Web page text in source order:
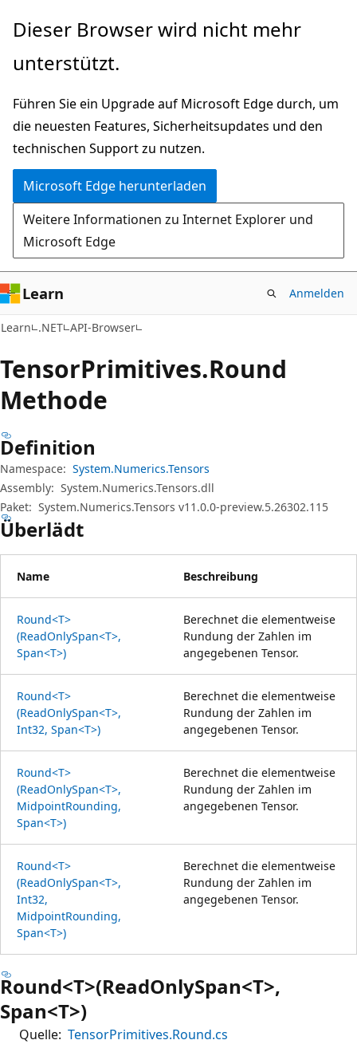
Zu
wechseln
Zur
springen
Dieser Browser wird nicht mehr
unterstützt.
Führen Sie ein Upgrade auf Microsoft Edge durch, um
die neuesten Features, Sicherheitsupdates und den
technischen Support zu nutzen.
Microsoft Edge herunterladen
Weitere Informationen zu Internet Explorer und
Microsoft Edge
Learn Anmelden
Learn .NET API-Browser
TensorPrimitives.Round
Methode
Definition
Namespace: System.Numerics.Tensors
Assembly: System.Numerics.Tensors.dll
Paket: System.Numerics.Tensors v11.0.0-preview.5.26302.115
Überlädt
Name Beschreibung
Round<T>
(ReadOnlySpan<T>,
Span<T>)
Berechnet die elementweise
Rundung der Zahlen im
angegebenen Tensor.
Round<T>
(ReadOnlySpan<T>,
Int32, Span<T>)
Berechnet die elementweise
Rundung der Zahlen im
angegebenen Tensor.
Round<T>
(ReadOnlySpan<T>,
MidpointRounding,
Span<T>)
Berechnet die elementweise
Rundung der Zahlen im
angegebenen Tensor.
Round<T>
(ReadOnlySpan<T>,
Int32,
MidpointRounding,
Span<T>)
Berechnet die elementweise
Rundung der Zahlen im
angegebenen Tensor.
Round<T>(ReadOnlySpan<T>,
Span<T>)
Quelle: TensorPrimitives.Round.cs